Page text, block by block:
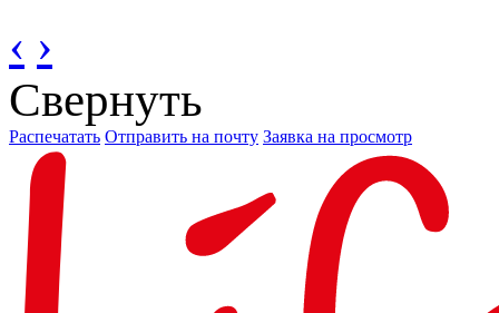
‹ ›
Свернуть
Распечатать Отправить на почту Заявка на просмотр